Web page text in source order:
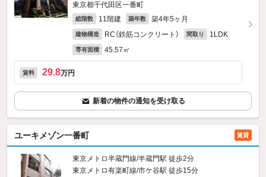
東京都千代田区一番町
総階数 11階建 築年数 築4年5ヶ月
建物構造 RC（鉄筋コンクリート） 間取り 1LDK
専有面積 45.57㎡
賃料 29.8万円
新着の物件の通知を受け取る
ユーキメゾン一番町 賃貸
東京メトロ半蔵門線/半蔵門駅 徒歩2分
東京メトロ有楽町線/市ケ谷駅 徒歩15分